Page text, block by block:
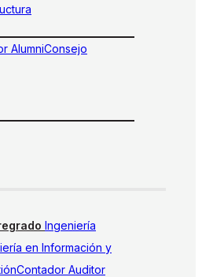
AlumniConsejo
Ingeniería
en Información y
Contador Auditor